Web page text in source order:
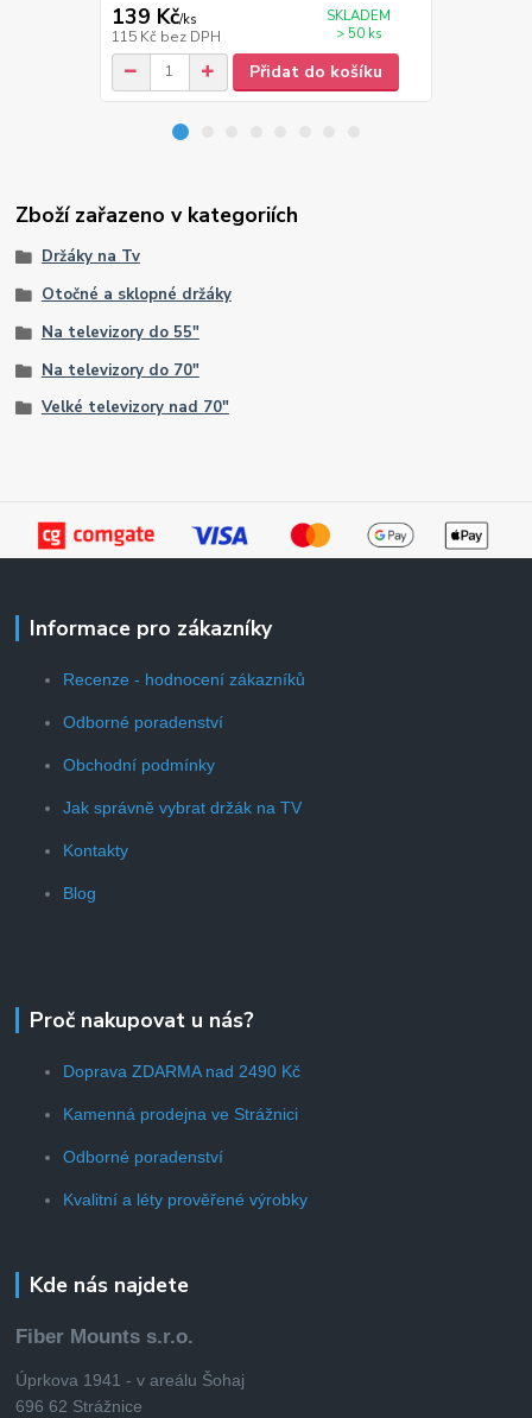
139 Kč/ks
115 Kč bez DPH
SKLADEM
> 50 ks
Přidat do košíku
Zboží zařazeno v kategoriích
Držáky na Tv
Otočné a sklopné držáky
Na televizory do 55"
Na televizory do 70"
Velké televizory nad 70"
Informace pro zákazníky
Recenze - hodnocení zákazníků
Odborné poradenství
Obchodní podmínky
Jak správně vybrat držák na TV
Kontakty
Blog
Proč nakupovat u nás?
Doprava ZDARMA nad 2490 Kč
Kamenná prodejna ve Strážnici
Odborné poradenství
Kvalitní a léty prověřené výrobky
Kde nás najdete
Fiber Mounts s.r.o.
Úprkova 1941 - v areálu Šohaj
696 62 Strážnice